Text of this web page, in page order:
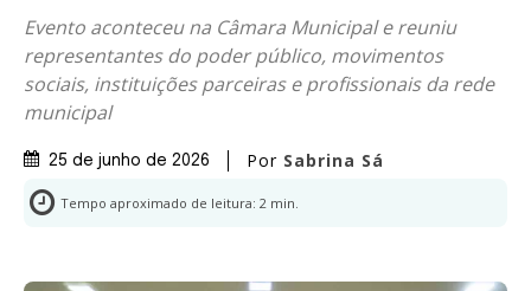
Evento aconteceu na Câmara Municipal e reuniu
representantes do poder público, movimentos
sociais, instituições parceiras e profissionais da rede
municipal
25 de junho de 2026 Por Sabrina Sá
Tempo aproximado de leitura: 2 min.